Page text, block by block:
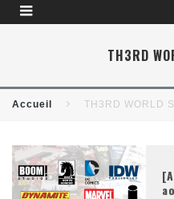
TH3RD
Accueil TH3RD WORLD